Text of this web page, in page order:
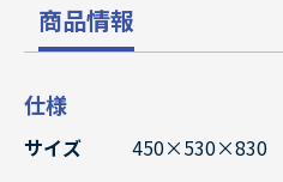
商品情報
仕様
サイズ 450×530×830